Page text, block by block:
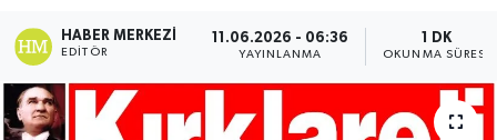
HABER MERKEZI
EDITÖR
11.06.2026 - 06:36
YAYINLANMA
1 DK
OKUNMA SÜRESI
Medya
Sağlık
Haber Arşivi